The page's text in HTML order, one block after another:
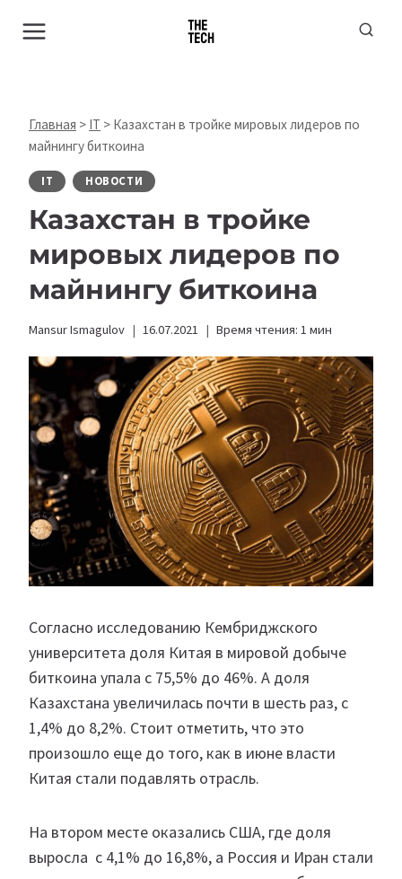
Главная > IT > Казахстан в тройке мировых лидеров по
майнингу биткоина
IT НОВОСТИ
Казахстан в тройке
мировых лидеров по
майнингу биткоина
Mansur Ismagulov 16.07.2021 Время чтения: 1 мин
Согласно исследованию Кембриджского
университета доля Китая в мировой добыче
биткоина упала с 75,5% до 46%. А доля
Казахстана увеличилась почти в шесть раз, с
1,4% до 8,2%. Стоит отметить, что это
произошло еще до того, как в июне власти
Китая стали подавлять отрасль.
На втором месте оказались США, где доля
выросла с 4,1% до 16,8%, а Россия и Иран стали